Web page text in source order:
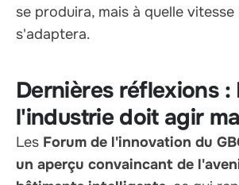
se produira, mais à quelle
s'adaptera.
Dernières réflexions :
l'industrie doit agir
Les Forum de l'innovation du
un aperçu convaincant de